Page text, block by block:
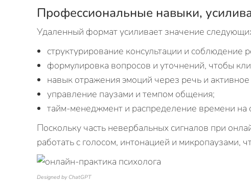
Профессиональные навыки,
Удаленный формат усиливает значение
структурирование консультации и соблюдение
формулировка вопросов и уточнений, чтобы
навык отражения эмоций через речь и
управление паузами и темпом общения;
тайм-менеджмент и распределение времени на
Поскольку часть невербальных сигналов при
работать с голосом, интонацией и микропаузами,
Designed by ChatGPT